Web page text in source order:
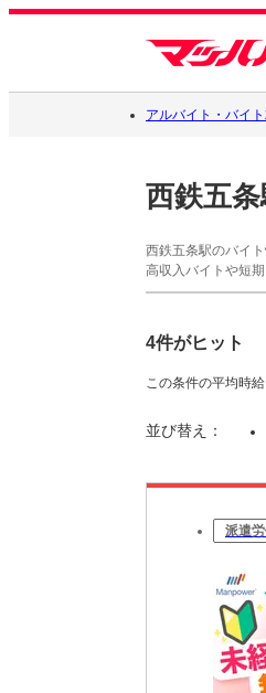
アルバイト・バイ
西鉄五
西鉄五条駅のバイト
高収入バイトや短
4件がヒット
この条件の平均時
並び替え：
派遣